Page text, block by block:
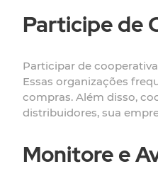
Participe de
Participar de
Essas organizações
compras. Além disso,
distribuidores, sua
Monitore e